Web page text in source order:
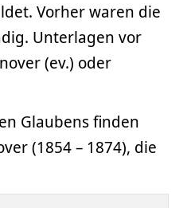
Vorher waren die
Unterlagen vor
(ev.) oder
Glaubens finden
(1854 – 1874), die